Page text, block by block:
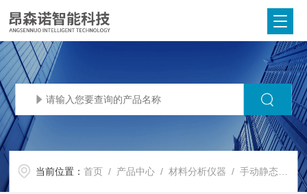
当前位置：首页 / 产品中心 /材料分析仪器 /手动静态图像法粒度仪